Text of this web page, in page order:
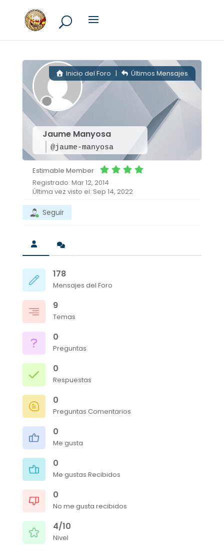
Jaume Manyosa
@jaume-manyosa
Inicio del Foro | Últimos Mensajes
Estimable Member
Registrado: Mar 12, 2014
Última vez visto el: Sep 14, 2022
Seguir
178
Mensajes del Foro
9
Temas
0
Preguntas
0
Respuestas
0
Preguntas Comentarios
0
Me gusta
0
Me gustas Recibidos
0
No me gusta recibidos
4/10
Nivel